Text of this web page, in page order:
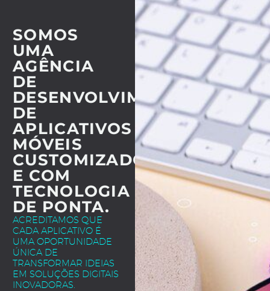
SOMOS
UMA
AGÊNCIA
DE
DESENVOLVIMENTO
DE
APLICATIVOS
MÓVEIS
CUSTOMIZADOS
E COM
TECNOLOGIA
DE PONTA.
ACREDITAMOS QUE
CADA APLICATIVO É
UMA OPORTUNIDADE
ÚNICA DE
TRANSFORMAR IDEIAS
EM SOLUÇÕES DIGITAIS
INOVADORAS.